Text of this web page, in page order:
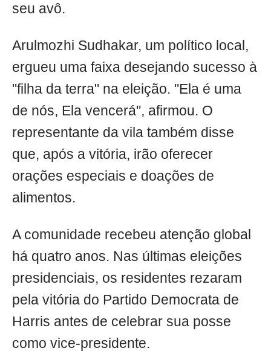
seu avô.
Arulmozhi Sudhakar, um político local,
ergueu uma faixa desejando sucesso à
"filha da terra" na eleição. ''Ela é uma
de nós, Ela vencerá'', afirmou. O
representante da vila também disse
que, após a vitória, irão oferecer
orações especiais e doações de
alimentos.
A comunidade recebeu atenção global
há quatro anos. Nas últimas eleições
presidenciais, os residentes rezaram
pela vitória do Partido Democrata de
Harris antes de celebrar sua posse
como vice-presidente.